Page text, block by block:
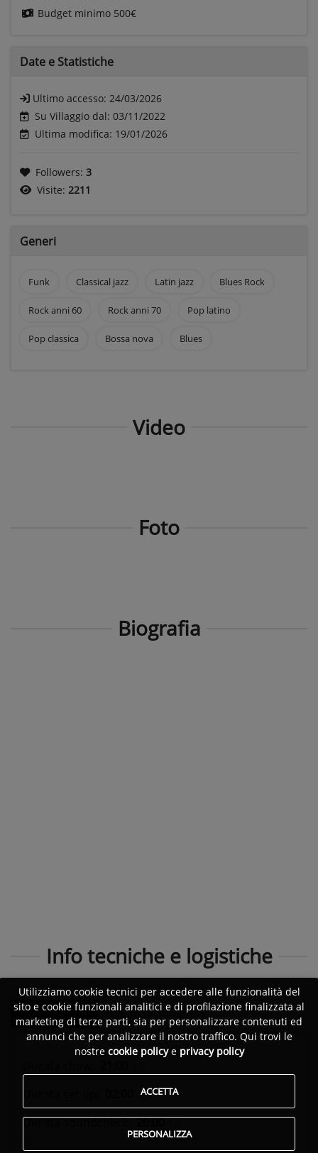
Budget minimo 500€
Date e Statistiche
Ultimo accesso: 24/03/2026
Su Villaggio dal: 03/11/2022
Ultima modifica: 19/01/2026
Followers: 3
Visite: 2211
Generi
Funk Classical jazz Latin jazz Blues Rock
Rock anni 60 Rock anni 70 Pop latino
Pop classica Bossa nova Blues
Video
Foto
Biografia
Info tecniche e logistiche
Tempistiche Equipaggiamento
Durata soundcheck:20:00
Utilizziamo cookie tecnici per accedere alle funzionalità del
sito e cookie funzionali analitici e di profilazione finalizzata al
marketing di terze parti, sia per personalizzare contenuti ed
annunci che per analizzare il nostro traffico. Qui trovi le
nostre cookie policye privacy policy
ACCETTA
PERSONALIZZA